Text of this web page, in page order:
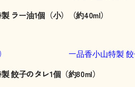
ラー油1個（小）（約40ml）
餃子のタレ1個（約80ml）